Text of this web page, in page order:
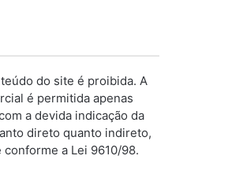
do site é proibida. A
é permitida apenas
a devida indicação da
direto quanto indireto,
a Lei 9610/98.